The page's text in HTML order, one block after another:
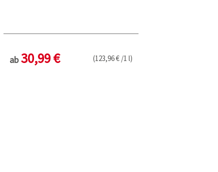
ab 30,99 € (123,96 € /1 l)